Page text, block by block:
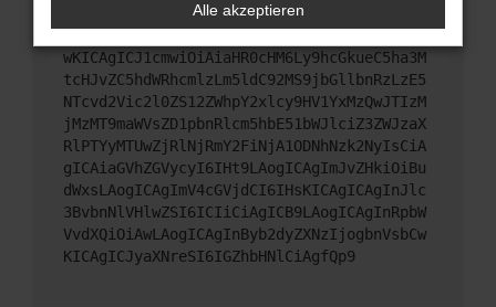
ewogICJuYW1lIjogIk5ldHdvcmtFcnJvciIsCiAgI
mNvbmZpZyI6IHsKICAgICJtZXRob2QiOiAiR0VUIi
wKICAgICJ1cmwiOiAiaHR0cHM6Ly9hcGkueC5ha3M
tcHJvZC5hdWRhcmlzLm5ldC92MS9jbGllbnRzLzE5
NTcvd2Vic2l0ZS12ZWhpY2xlcy9HV1YxMzQwJTIzM
jMzMT9maWVsZD1pbnRlcm5hbE51bWJlciZ3ZWJzaX
RlPTYyMTUwZjRlNjRmY2FiNjA1ODNhNzk2NyIsCiA
gICAiaGVhZGVycyI6IHt9LAogICAgImJvZHkiOiBu
dWxsLAogICAgImV4cGVjdCI6IHsKICAgICAgInJlc
3BvbnNlVHlwZSI6ICIiCiAgICB9LAogICAgInRpbW
VvdXQiOiAwLAogICAgInByb2dyZXNzIjogbnVsbCw
KICAgICJyaXNreSI6IGZhbHNlCiAgfQp9
Alle akzeptieren